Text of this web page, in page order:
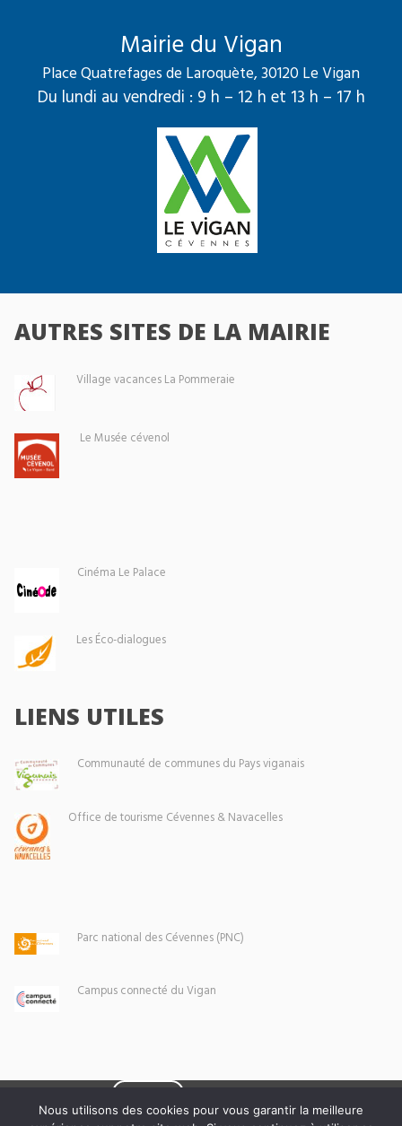
Mairie du Vigan
Place Quatrefages de Laroquète, 30120 Le Vigan
Du lundi au vendredi : 9 h – 12 h et 13 h – 17 h
AUTRES SITES DE LA MAIRIE
Village vacances La Pommeraie
Le Musée cévenol
Cinéma Le Palace
Les Éco-dialogues
LIENS UTILES
Communauté de communes du Pays viganais
Office de tourisme Cévennes & Navacelles
Parc national des Cévennes (PNC)
Campus connecté du Vigan
Nous utilisons des cookies pour vous garantir la meilleure